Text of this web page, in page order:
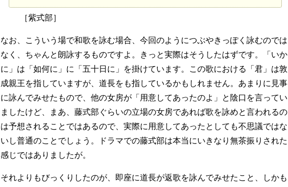
［紫式部］
なお、こういう場で和歌を詠む場合、今回のようにつぶやきっぽく詠むのでは
なく、ちゃんと朗詠するものですよ。きっと実際はそうしたはずです。「いか
に」は「如何に」に「五十日に」を掛けています。この歌における「君」は敦
成親王を指していますが、道長をも指しているかもしれません。あまりに見事
に詠んでみせたもので、他の女房が「用意してあったのよ」と陰口を言ってい
ましたけど、まあ、藤式部ぐらいの立場の女房であれば歌を詠めと言われるの
は予想されることではあるので、実際に用意してあったとしても不思議ではな
いし普通のことでしょう。ドラマでの藤式部は本当にいきなり無茶振りされた
感じではありましたが。
それよりもびっくりしたのが、即座に道長が返歌を詠んでみせたこと、しかも